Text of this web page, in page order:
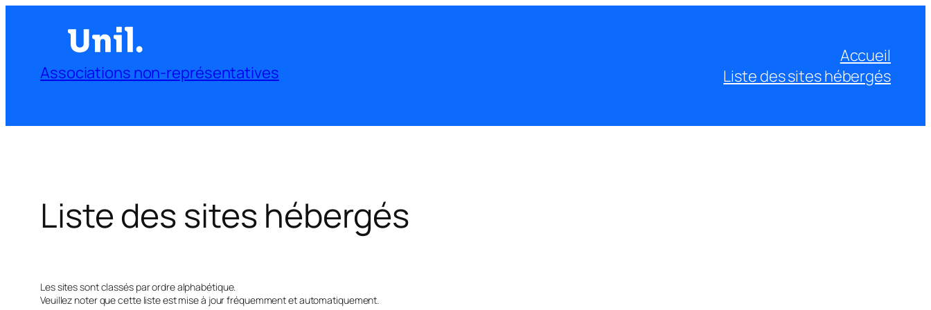
Associations non-représentatives
Accueil
Liste des sites hébergés
Liste des sites hébergés
Les sites sont classés par ordre alphabétique.
Veuillez noter que cette liste est mise à jour fréquemment et automatiquement.